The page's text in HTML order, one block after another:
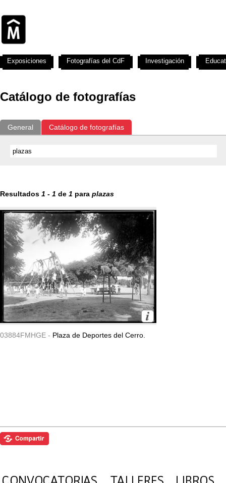
Catálogo de fotografías
General Catálogo de fotografías
Resultados 1 - 1 de 1 para plazas
03884FMHGE - Plaza de Deportes del Cerro.
Exposiciones Fotografías del CdF Investigación